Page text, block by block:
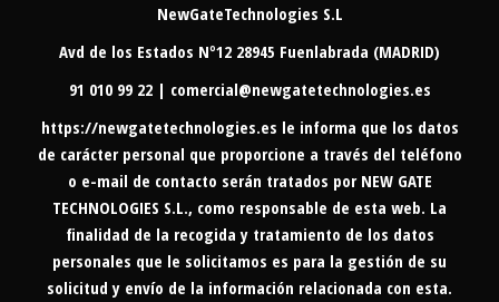
NewGateTechnologies S.L
Avd de los Estados Nº12 28945 Fuenlabrada (MADRID)
91 010 99 22 | comercial@newgatetechnologies.es
https://newgatetechnologies.es le informa que los datos
de carácter personal que proporcione a través del teléfono
o e-mail de contacto serán tratados por NEW GATE
TECHNOLOGIES S.L., como responsable de esta web. La
finalidad de la recogida y tratamiento de los datos
personales que le solicitamos es para la gestión de su
solicitud y envío de la información relacionada con esta.